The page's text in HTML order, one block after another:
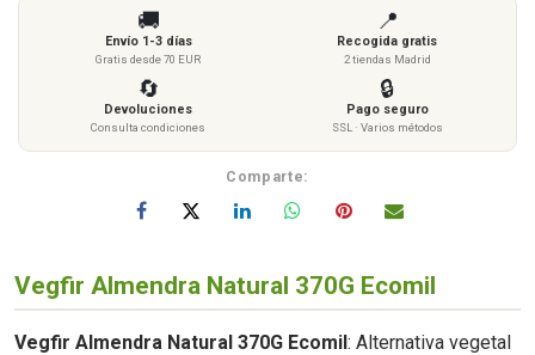
🚚
Envío 1-3 días
Gratis desde 70 EUR
📍
Recogida gratis
2 tiendas Madrid
🔄
Devoluciones
Consulta condiciones
🔒
Pago seguro
SSL · Varios métodos
Comparte:
Vegfir Almendra Natural 370G Ecomil
Vegfir Almendra Natural 370G Ecomil: Alternativa vegetal